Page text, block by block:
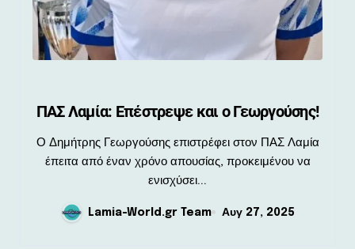
ΠΑΣ Λαμία: Επέστρεψε και ο Γεωργούσης!
Ο Δημήτρης Γεωργούσης επιστρέφει στον ΠΑΣ Λαμία
έπειτα από έναν χρόνο απουσίας, προκειμένου να
ενισχύσει...
Lamia-World.gr Team Αυγ 27, 2025